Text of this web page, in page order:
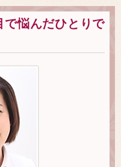
で悩んだひとりで